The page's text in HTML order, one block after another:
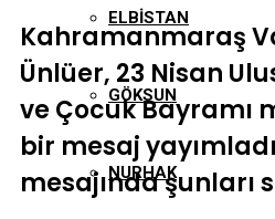
ELBISTAN
GÖKSUN
NURHAK
Kahramanmaraş
Ünlüer, 23 Nisan
ve Çocuk Bayramı
bir mesaj
mesajında şunları